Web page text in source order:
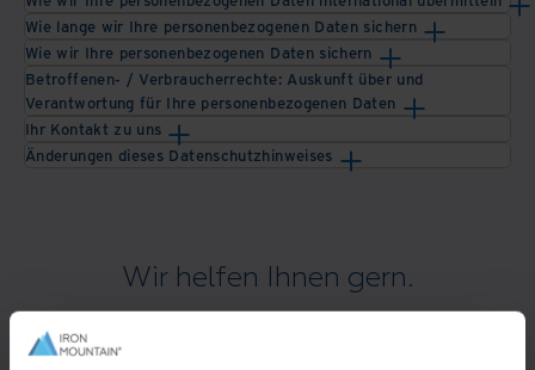
Wie lange wir Ihre personenbezogenen Daten sichern
Wie wir Ihre personenbezogenen Daten sichern
Betroffenen- / Verbraucherrechte: Auskunft über und
Verantwortung für Ihre personenbezogenen Daten
Ihr Kontakt zu uns
Änderungen dieses Datenschutzhinweises
Wir helfen Ihnen gern.